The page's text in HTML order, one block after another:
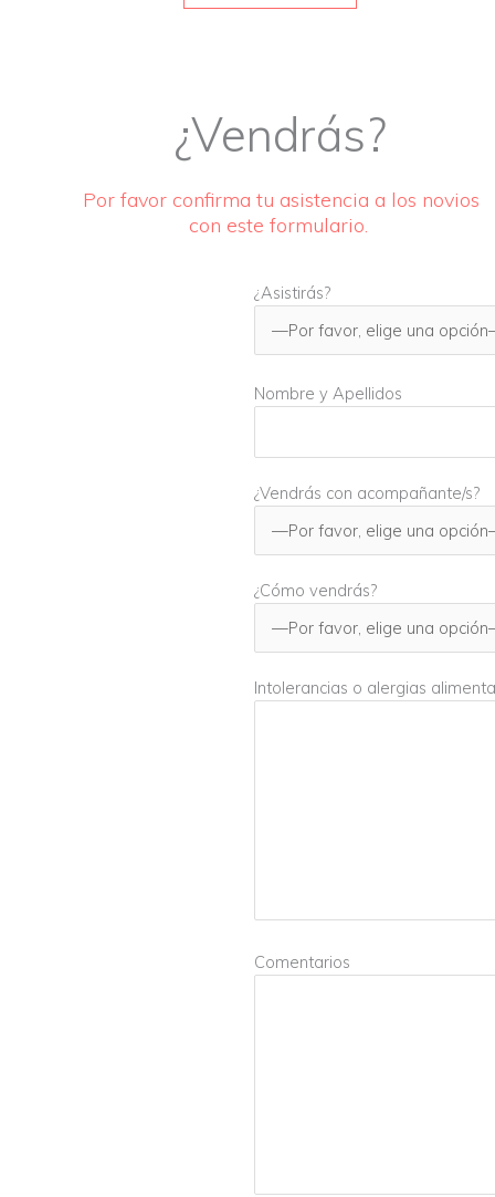
¿Vendrás?
Por favor confirma tu asistencia a los novios
con este formulario.
¿Asistirás?
Nombre y Apellidos
¿Vendrás con acompañante/s?
¿Cómo vendrás?
Intolerancias o alergias
Comentarios